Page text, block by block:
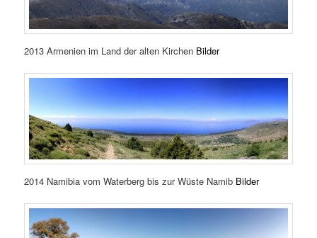
2013 Armenien im Land der alten Kirchen Bilder
2014 Namibia vom Waterberg bis zur Wüste Namib Bilder